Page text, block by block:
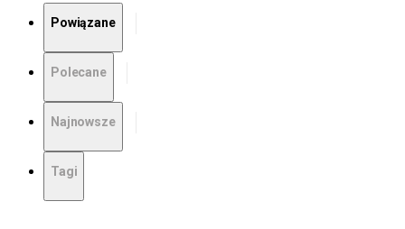
Powiązane
Polecane
Najnowsze
Tagi